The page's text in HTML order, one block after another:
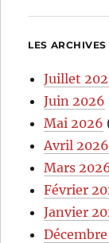
LES ARCHIVES
Juillet
Juin 2026
Mai 2026
Avril 2026
Mars
Février
Janvier